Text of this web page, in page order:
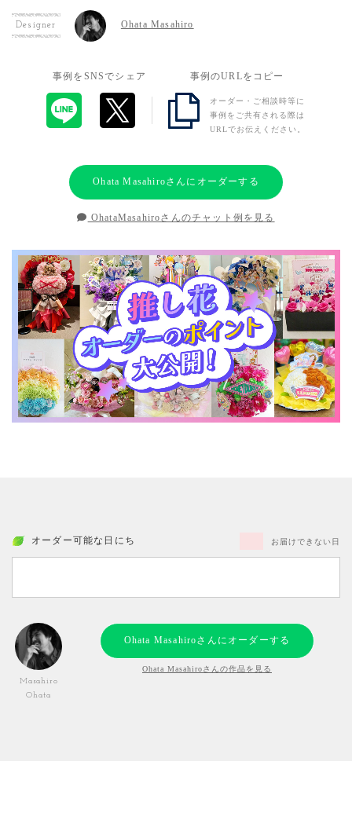
Designer Ohata Masahiro
事例をSNSでシェア 事例のURLをコピー
オーダー・ご相談時等に
事例をご共有される際は
URLでお伝えください。
Ohata Masahiroさんにオーダーする
OhataMasahiroさんのチャット例を見る
オーダー可能な日にち お届けできない日
Masahiro
Ohata
Ohata Masahiroさんにオーダーする
Ohata Masahiroさんの作品を見る